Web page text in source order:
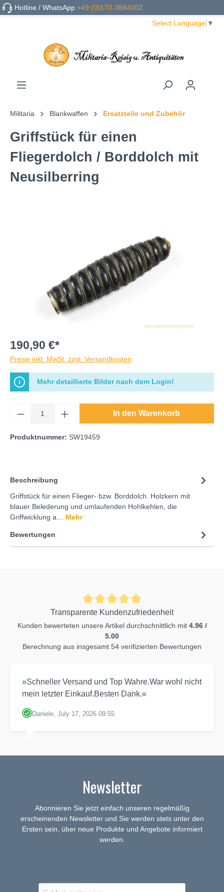
Hotline / WhatsApp+49 (0)170-3884002
Select Language ▼
Militaria Blankwaffen Ersatzteile und Zubehör
Griffstück für einen
Fliegerdolch / Borddolch mit
Neusilberring
190,90 €*
Preise inkl. MwSt. zzgl. Versandkosten
Mehr detaillierte Bilder nach dem Login!
In den Warenkorb
Produktnummer: SW19459
Beschreibung
Griffstück für einen Flieger- bzw. Borddolch. Holzkern mit
blauer Belederung und umlaufenden Hohlkehlen, die
Griffwicklung a… Mehr
Bewertungen
Transparente Kundenzufriedenheit
Kunden bewerteten unsere Artikel durchschnittlich mit 4.96 /
5.00
Berechnung aus insgesamt 54 verifizierten Bewertungen
»Schneller Versand und Top Wahre.War wohl nicht
mein letzter Einkauf.Besten Dank.«
Daniele, July 17, 2026 09:55
Newsletter
Abonnieren Sie jetzt einfach unseren regelmäßig
erscheinenden Newsletter und Sie werden stets unter den
Ersten sein, über neue Produkte und Angebote informiert
werden.